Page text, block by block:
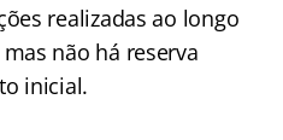
realizadas ao longo
não há reserva
inicial.